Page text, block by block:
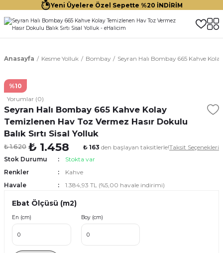
Yeni Üyelere Özel Sepette %20 İNDİRİM
Anasayfa Kesme Yolluk Bombay Seyran Halı Bombay 665 Kahve
%10
Yorumlar (0)
Seyran Halı Bombay 665 Kahve Kolay
Temizlenen Hav Toz Vermez Hasır Dokulu
Balık Sırtı Sisal Yolluk
₺ 1.620 ₺ 1.458 ₺ 163 den başlayan taksitlerle!Taksit Seçenekleri
Stok Durumu
Stokta var
Renkler
Kahve
Havale
1.384,93 TL (%5,00 havale indirimi)
Ebat Ölçüsü (m2)
En (cm) Boy (cm)